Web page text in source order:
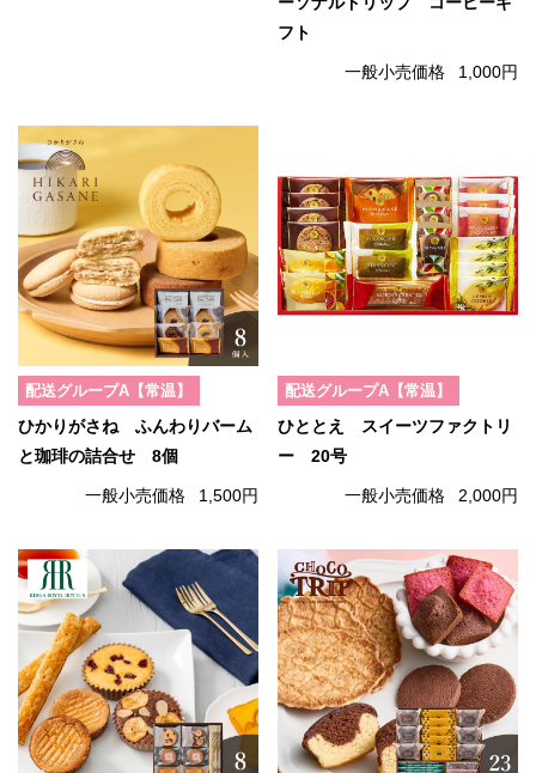
フト
一般小売価格 1,000円
配送グループA【常温】
ひかりがさね ふんわりバーム
と珈琲の詰合せ 8個
一般小売価格 1,500円
配送グループA【常温】
ひととえ スイーツファクトリ
ー 20号
一般小売価格 2,000円